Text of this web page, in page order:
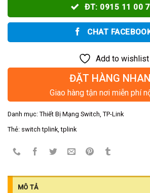
ĐT: 0915 11 00
CHAT
Add to wishlist
ĐẶT HÀNG
Giao hàng tận nơi miễn phí
Danh mục: Thiết Bị Mạng Switch TP-Link
Thẻ: switch tplink ,tplink
MÔ TẢ